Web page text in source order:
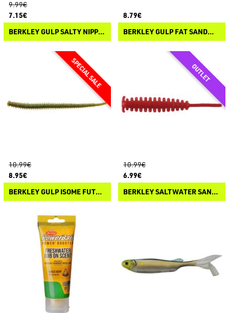
9.99€
7.15€
BERKLEY GULP SALTY NIPPER
8.79€
BERKLEY GULP FAT SANDWORM
10.99€
8.95€
BERKLEY GULP ISOME FUTOMI
10.99€
6.99€
BERKLEY SALTWATER SAND SARDINE